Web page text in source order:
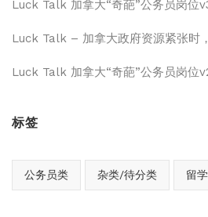
Luck Talk 加拿大“奇葩”公务员岗位
Luck Talk – 加拿大政府资源紧张时
Luck Talk 加拿大“奇葩”公务员岗位
标签
公务员类 杂类/待分类 留